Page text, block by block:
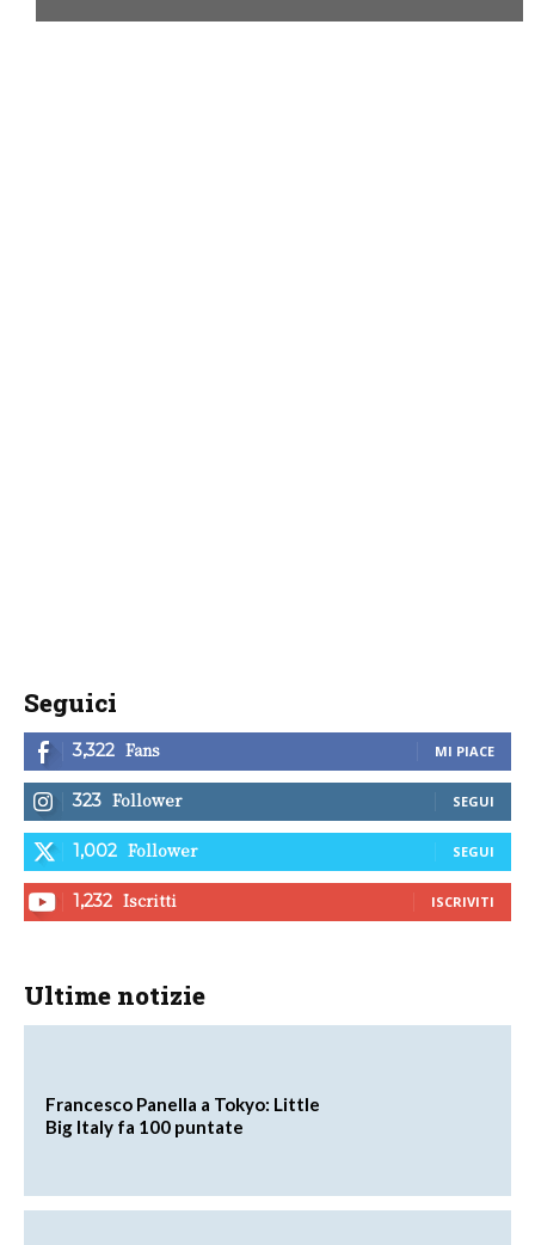
Seguici
3,322 Fans MI PIACE
323 Follower SEGUI
1,002 Follower SEGUI
1,232 Iscritti ISCRIVITI
Ultime notizie
Francesco Panella a Tokyo: Little
Big Italy fa 100 puntate